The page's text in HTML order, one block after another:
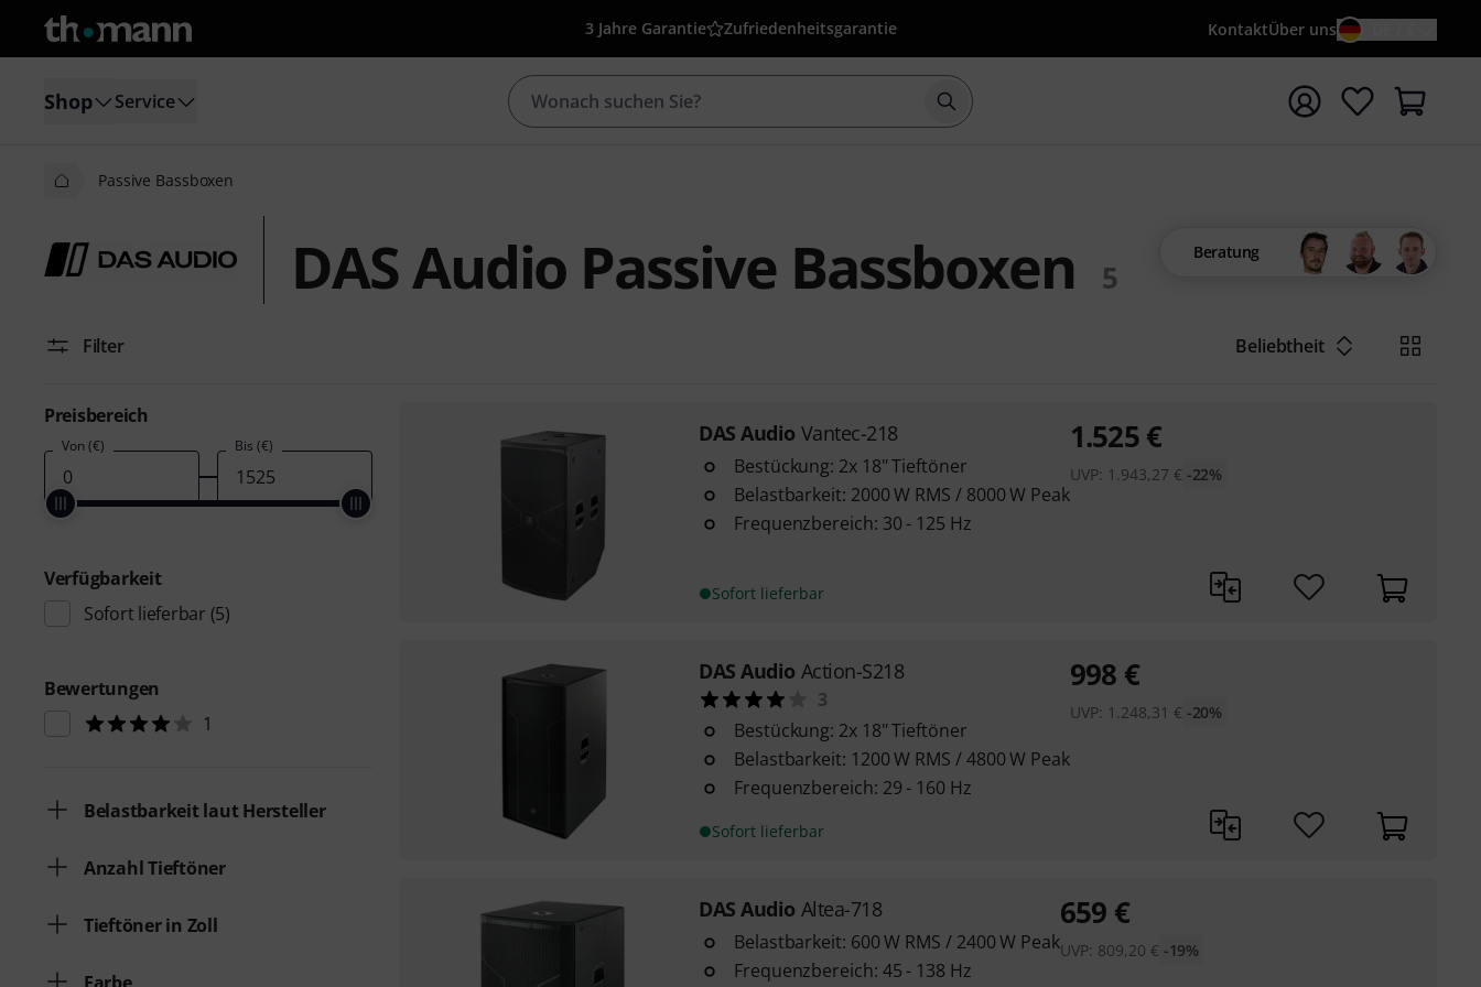
3 Jahre Garantie Zufriedenheitsgarantie KontaktÜber uns
Shop Service Suche mit Suchwort {searchTerm} starten
Passive Bassboxen
DAS Audio Passive Bassboxen 5
Beratung
Filter Beliebtheit
Preisbereich
Von (€) Bis (€)
Verfügbarkeit
Sofort lieferbar (5)
Bewertungen
1
Belastbarkeit laut Hersteller
Anzahl Tieftöner
Tieftöner in Zoll
DAS Audio Vantec-218
Bestückung: 2x 18" Tieftöner
Belastbarkeit: 2000 W RMS / 8000 W Peak
Frequenzbereich: 30 - 125 Hz
Sofort lieferbar
1.525€
UVP: 1.943,27 € -22%
DAS Audio Action-S218
3
Bestückung: 2x 18" Tieftöner
Belastbarkeit: 1200 W RMS / 4800 W Peak
Frequenzbereich: 29 - 160 Hz
Sofort lieferbar
998 €
UVP: 1.248,31 € -20%
DAS Audio Altea-718
Belastbarkeit: 600 W RMS / 2400 W Peak
Frequenzbereich: 45 - 138 Hz
659 €
UVP: 809,20 € -19%